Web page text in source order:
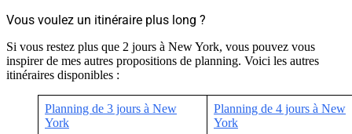
Vous voulez un itinéraire plus long ?
Si vous restez plus que 2 jours à New York, vous pouvez vous
inspirer de mes autres propositions de planning. Voici les autres
itinéraires disponibles :
Planning de 3 jours à New
York
Planning de 4 jours à New
York